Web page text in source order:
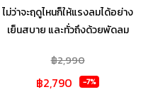
ไม่ว่าจะฤดูไหนก็ให้แรงลมได้อย่าง
เย็นสบาย และทั่วถึงด้วยพัดลม
จาก HATARI สามารถปรับแรงลม
ได้ 3 ระดับ และปรับความสูงขา
฿2,990
฿2,790 -7%